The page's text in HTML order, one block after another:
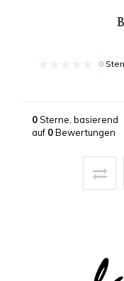
0
0Sterne, basierend
auf 0Bewertungen